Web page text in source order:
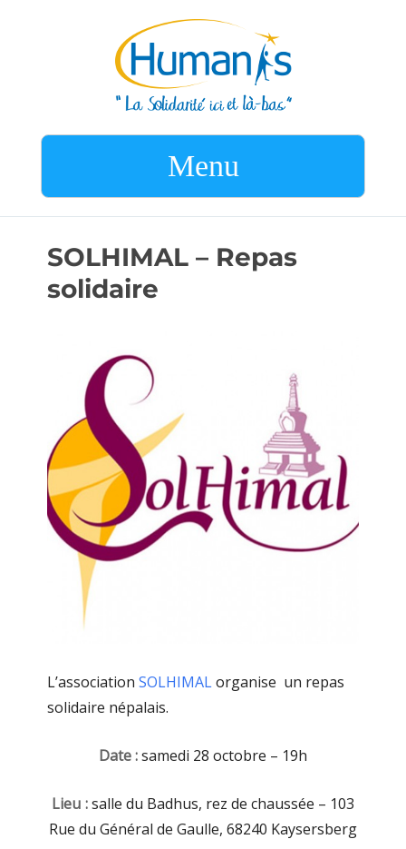
Menu
SOLHIMAL – Repas
solidaire
L’association SOLHIMALorganise un repas
solidaire népalais.
Date :samedi 28 octobre – 19h
Lieu :salle du Badhus, rez de chaussée – 103
Rue du Général de Gaulle, 68240 Kaysersberg